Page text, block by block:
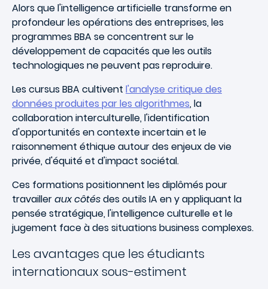
Alors que l'intelligence artificielle transforme en
profondeur les opérations des entreprises, les
programmes BBA se concentrent sur le
développement de capacités que les outils
technologiques ne peuvent pas reproduire.
Les cursus BBA cultivent l'analyse critique des
données produites par les algorithmes, la
collaboration interculturelle, l'identification
d'opportunités en contexte incertain et le
raisonnement éthique autour des enjeux de vie
privée, d'équité et d'impact sociétal.
Ces formations positionnent les diplômés pour
travailleraux côtésdes outils IA en y appliquant la
pensée stratégique, l'intelligence culturelle et le
jugement face à des situations business complexes.
Les avantages que les étudiants
internationaux sous-estiment